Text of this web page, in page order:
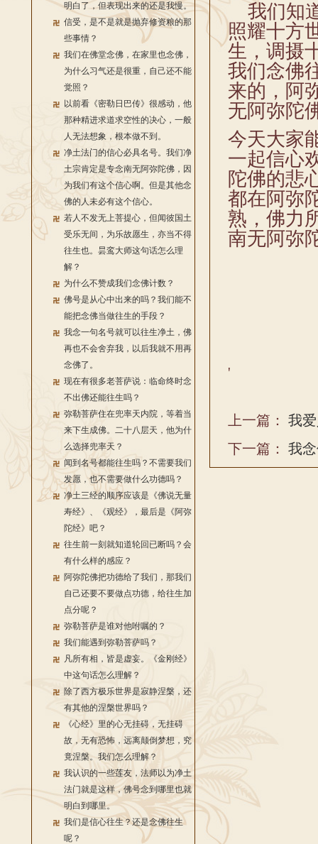
明白了，但表现出来的还是我慢。
信受，是不是就是抛弃修资粮的那
些事情？
我们在佛堂念佛，在家里也念佛，
为什么习气还是很重，自己还不能
觉照？
以前看《密勒日巴传》很感动，他
那种精进求道求空性的决心，一般
人无法想象，根本做不到。
净土法门的信心必具名号。我们净
土宗肯定是专念南无阿弥陀佛，因
为我们有这个信心啊。但是其他念
佛的人未必有这个信心。
若人不发无上菩提心，但闻彼国土
受乐无间，为乐故愿生，亦当不得
往生也。昙鸾大师这句话怎么理
解？
为什么不赞成我们念佛计数？
佛号是从心中出来的吗？我们能不
能把念佛当做往生的手段？
我念一句名号就可以往生净土，佛
再也不会舍弃我，以后我就不用再
念佛了。
现在有很多老菩萨说：临命终时念
不出佛还能往生吗？
弥勒菩萨住在兜率天内院，等着当
来下生成佛。二十八层天，他为什
么选择兜率天？
闻到名号都能往生吗？不需要我们
发愿，也不需要做什么功德吗？
净土三经的顺序应该是《佛说无量
寿经》、《观经》，最后是《阿弥
陀经》吧？
往生前一刻就知道轮回已断吗？会
有什么样的感应？
阿弥陀佛把功德给了我们，那我们
自己还要不要做点功德，给往生加
点分呢？
弥勒菩萨是谁对他咐嘱的？
我们能遇到弥勒菩萨吗？
凡所有相，皆是虚妄。《金刚经》
中这句话怎么理解？
除了西方极乐世界是寂静涅槃，还
有其他的涅槃世界吗？
《心经》里的心无挂碍，无挂碍
故，无有恐怖，远离颠倒梦想，究
竟涅槃。我们怎么理解？
我认识的一些莲友，法师以为净土
法门就是这样，佛号念到哪里也就
明白到哪里。
我们是信心往生？还是念佛往生
呢？
我们知
照耀十方
生，调摄
我们念佛
来的，阿
无阿弥陀
今天大家
一起信心
陀佛的悲
都在阿弥
熟，佛力
南无阿弥
'
上一篇： 我
下一篇： 我